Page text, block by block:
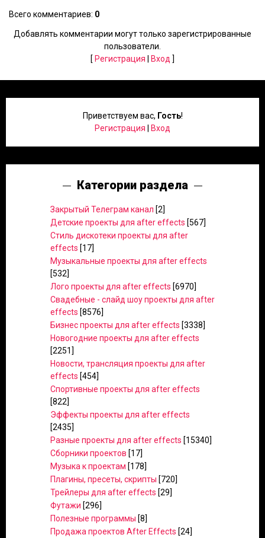
Всего комментариев: 0
Добавлять комментарии могут только зарегистрированные
пользователи.
[ Регистрация Вход ]
Приветствуем вас, Гость!
Регистрация
Вход
Категории раздела
Закрытый Телеграм канал [2]
Детские проекты для after effects [567]
Стиль дискотеки проекты для after
effects [17]
Музыкальные проекты для after effects
[532]
Лого проекты для after effects [6970]
Свадебные - слайд шоу проекты для after
effects [8576]
Бизнес проекты для after effects [3338]
Новогодние проекты для after effects
[2251]
Новости, трансляция проекты для after
effects [454]
Спортивные проекты для after effects
[822]
Эффекты проекты для after effects
[2435]
Разные проекты для after effects [15340]
Сборники проектов [17]
Музыка к проектам [178]
Плагины, пресеты, скрипты [720]
Трейлеры для after effects [29]
Футажи [296]
Полезные программы [8]
Продажа проектов After Effects [24]